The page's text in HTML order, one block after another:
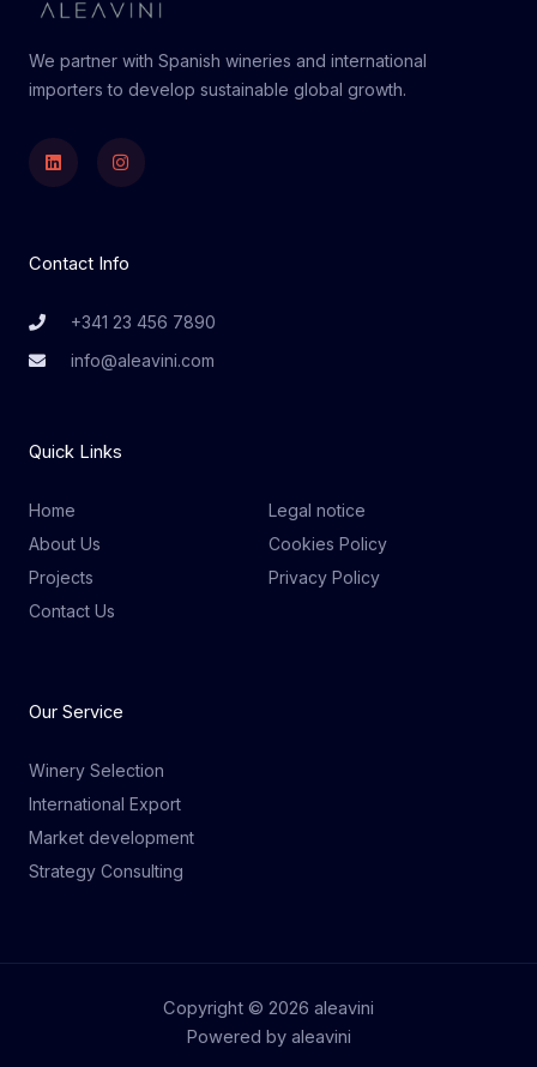
We partner with Spanish wineries and international
importers to develop sustainable global growth.
LinkedinInstagram
Contact Info
+341 23 456 7890
info@aleavini.com
Quick Links
Home
About Us
Projects
Contact Us
Legal notice
Cookies Policy
Privacy Policy
Our Service
Winery Selection
International Export
Market development
Strategy Consulting
Copyright © 2026 aleavini
Powered by aleavini